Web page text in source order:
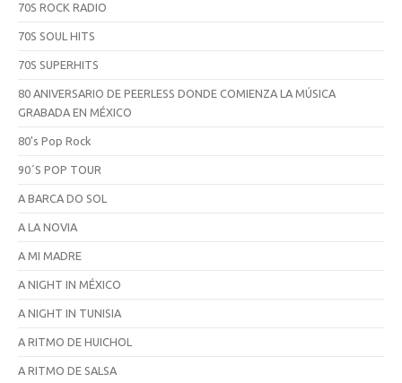
70S ROCK RADIO
70S SOUL HITS
70S SUPERHITS
80 ANIVERSARIO DE PEERLESS DONDE COMIENZA LA MÚSICA
GRABADA EN MÉXICO
80's Pop Rock
90´S POP TOUR
A BARCA DO SOL
A LA NOVIA
A MI MADRE
A NIGHT IN MÉXICO
A NIGHT IN TUNISIA
A RITMO DE HUICHOL
A RITMO DE SALSA